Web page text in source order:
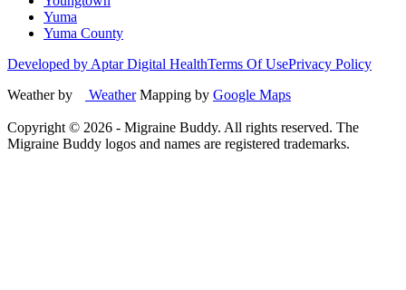
Yuma
Yuma County
Developed by Aptar Digital HealthTerms Of UsePrivacy Policy
Weather by
WeatherMapping by Google Maps
Copyright © 2026 - Migraine Buddy. All rights reserved. The
Migraine Buddy logos and names are registered trademarks.